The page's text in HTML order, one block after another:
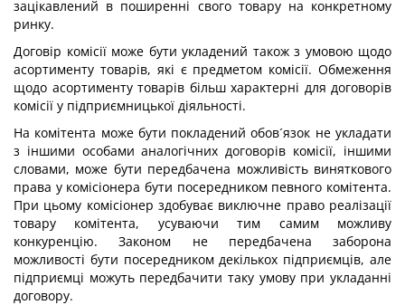
зацікавлений в поширенні свого товару на конкретному
ринку.
Договір комісії може бути укладений також з умовою щодо
асортименту товарів, які є предметом комісії. Обмеження
щодо асортименту товарів більш характерні для договорів
комісії у підприємницької діяльності.
На комітента може бути покладений обов´язок не укладати
з іншими особами аналогічних договорів комісії, іншими
словами, може бути передбачена можливість виняткового
права у комісіонера бути посередником певного комітента.
При цьому комісіонер здобуває виключне право реалізації
товару комітента, усуваючи тим самим можливу
конкуренцію. Законом не передбачена заборона
можливості бути посередником декількох підприємців, але
підприємці можуть передбачити таку умову при укладанні
договору.